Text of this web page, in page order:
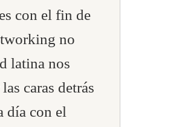
con el fin de
no
latina nos
caras detrás
día con el